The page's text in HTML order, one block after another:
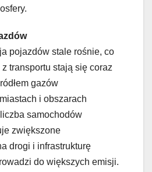
pojazdów stale rośnie, co
transportu stają się coraz
gazów
i obszarach
samochodów
zwiększone
drogi i infrastrukturę
do większych emisji.